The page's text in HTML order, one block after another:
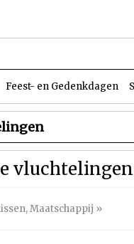
Feest- en Gedenkdagen
,Maatschappij »